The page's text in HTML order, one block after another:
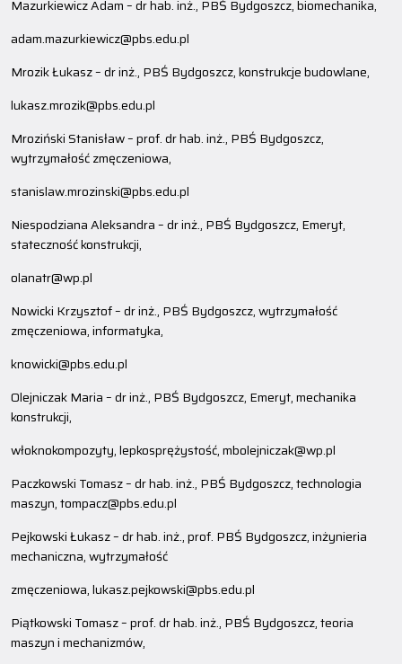
Mazurkiewicz Adam – dr hab. inż., PBŚ Bydgoszcz, biomechanika,
adam.mazurkiewicz@pbs.edu.pl
Mrozik Łukasz – dr inż., PBŚ Bydgoszcz, konstrukcje budowlane,
lukasz.mrozik@pbs.edu.pl
Mroziński Stanisław – prof. dr hab. inż., PBŚ Bydgoszcz,
wytrzymałość zmęczeniowa,
stanislaw.mrozinski@pbs.edu.pl
Niespodziana Aleksandra – dr inż., PBŚ Bydgoszcz, Emeryt,
stateczność konstrukcji,
olanatr@wp.pl
Nowicki Krzysztof – dr inż., PBŚ Bydgoszcz, wytrzymałość
zmęczeniowa, informatyka,
knowicki@pbs.edu.pl
Olejniczak Maria – dr inż., PBŚ Bydgoszcz, Emeryt, mechanika
konstrukcji,
włoknokompozyty, lepkosprężystość, mbolejniczak@wp.pl
Paczkowski Tomasz – dr hab. inż., PBŚ Bydgoszcz, technologia
maszyn, tompacz@pbs.edu.pl
Pejkowski Łukasz – dr hab. inż., prof. PBŚ Bydgoszcz, inżynieria
mechaniczna, wytrzymałość
zmęczeniowa, lukasz.pejkowski@pbs.edu.pl
Piątkowski Tomasz – prof. dr hab. inż., PBŚ Bydgoszcz, teoria
maszyn i mechanizmów,